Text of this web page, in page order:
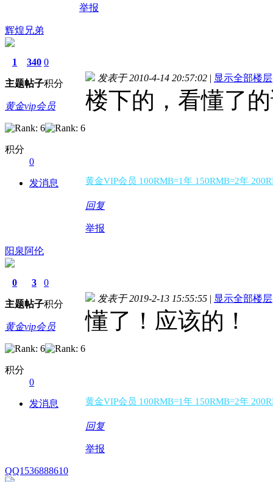
举报
辉煌兄弟
1
主题
340
帖子
0
积分
黄金vip会员
积分
0
发消息
发表于 2010-4-14 20:57:02 | 显示全部楼层
楼下的，看懂了
黄金VIP会员 100RMB=1年 150RMB=2年
回复
举报
阳泉阿伦
0
主题
3
帖子
0
积分
黄金vip会员
积分
0
发消息
发表于 2019-2-13 15:55:55 | 显示全部楼层
懂了！应该的！
黄金VIP会员 100RMB=1年 150RMB=2年
回复
举报
QQ1536888610